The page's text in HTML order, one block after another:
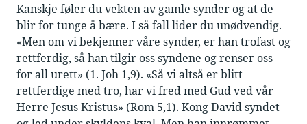
Kanskje føler du vekten av gamle synder og at de
blir for tunge å bære. I så fall lider du unødvendig.
«Men om vi bekjenner våre synder, er han trofast og
rettferdig, så han tilgir oss syndene og renser oss
for all urett» (1. Joh 1,9). «Så vi altså er blitt
rettferdige med tro, har vi fred med Gud ved vår
Herre Jesus Kristus» (Rom 5,1). Kong David syndet